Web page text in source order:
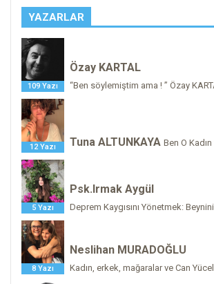
YAZARLAR
109 Yazı
Özay KARTAL
“Ben söylemiştim ama ! ” Özay
12 Yazı Tuna ALTUNKAYA Ben O
5 Yazı
Psk.Irmak Aygül
Deprem Kaygısını Yönetmek:
8 Yazı
Neslihan MURADOĞLU
Kadın, erkek, mağaralar ve Can Yücel